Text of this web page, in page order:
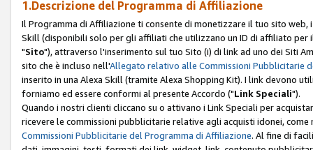
1.Descrizione del Programma di Affiliazione
Il Programma di Affiliazione ti consente di monetizzare il tuo sito
Skill (disponibili solo per gli affiliati che utilizzano un ID di affiliato per
"Sito"), attraverso l'inserimento sul tuo Sito (i) di link ad uno dei Siti
sito che è incluso nell'Allegato relativo alle Commissioni Pubblicitarie
inserito in una Alexa Skill (tramite Alexa Shopping Kit). I link devono
forniamo ed essere conformi al presente Accordo ("Link Speciali").
Quando i nostri clienti cliccano su o attivano i Link Speciali per
ricevere le commissioni pubblicitarie relative agli acquisti idonei,
Commissioni Pubblicitarie del Programma di Affiliazione. Al fine di